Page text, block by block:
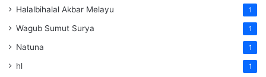
Halalbihalal Akbar Melayu 1
Wagub Sumut Surya 1
Natuna 1
hl 1